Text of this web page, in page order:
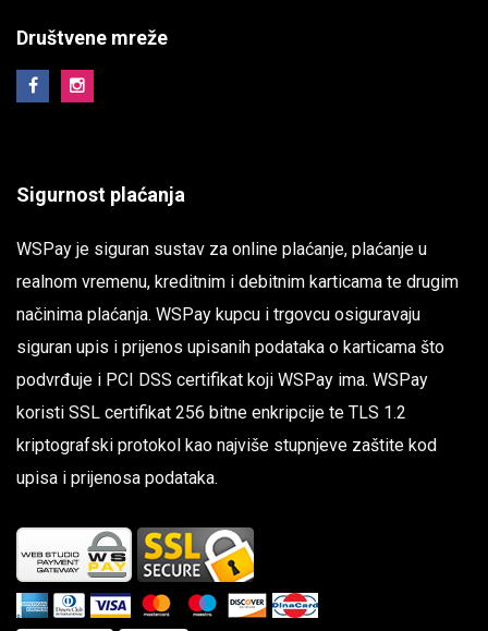
Društvene mreže
Sigurnost plaćanja
WSPay je siguran sustav za online plaćanje, plaćanje u
realnom vremenu, kreditnim i debitnim karticama te drugim
načinima plaćanja. WSPay kupcu i trgovcu osiguravaju
siguran upis i prijenos upisanih podataka o karticama što
podvrđuje i PCI DSS certifikat koji WSPay ima. WSPay
koristi SSL certifikat 256 bitne enkripcije te TLS 1.2
kriptografski protokol kao najviše stupnjeve zaštite kod
upisa i prijenosa podataka.